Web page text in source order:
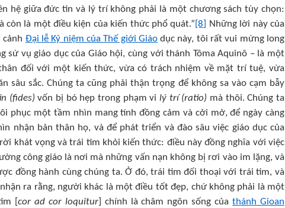
hệ giữa đức tin và lý trí không phải là một chương sách tùy chọn:
còn là một điều kiện của kiến thức phổ quát.” [8] Những lời này của
Đại lễ Kỷ niệm của Thế giới Giáodục này, tôi rất vui mừng long
sứ vụ giáo dục của Giáo hội, cùng với thánh Tôma Aquinô – là một
đối với một kiến thức, vừa có trách nhiệm về mặt trí tuệ, vừa
sâu sắc. Chúng ta cũng phải thận trọng để không sa vào cạm bẫy
(fides) vốn bị bó hẹp trong phạm vilý trí (ratio) mà thôi. Chúng ta
phục một tầm nhìn mang tính đồng cảm và cởi mở, để ngày càng
nhận bản thân họ, và để phát triển và đào sâu việc giáo dục của
khát vọng và trái tim khỏi kiến thức: điều này đồng nghĩa với việc
công giáo là nơi mà những vấn nạn không bị rơi vào im lặng, và
đồng hành cùng chúng ta. Ở đó, trái tim đối thoại với trái tim, và
ra rằng, người khác là một điều tốt đẹp, chứ không phải là một
[cor ad cor loquitur] chính là châm ngôn sống củathánh Gioan